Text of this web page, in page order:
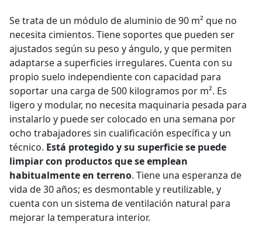
Se trata de un módulo de aluminio de 90 m² que no
necesita cimientos. Tiene soportes que pueden ser
ajustados según su peso y ángulo, y que permiten
adaptarse a superficies irregulares. Cuenta con su
propio suelo independiente con capacidad para
soportar una carga de 500 kilogramos por m². Es
ligero y modular, no necesita maquinaria pesada para
instalarlo y puede ser colocado en una semana por
ocho trabajadores sin cualificación específica y un
técnico. Está protegido y su superficie se puede
limpiar con productos que se emplean
habitualmente en terreno. Tiene una esperanza de
vida de 30 años; es desmontable y reutilizable, y
cuenta con un sistema de ventilación natural para
mejorar la temperatura interior.